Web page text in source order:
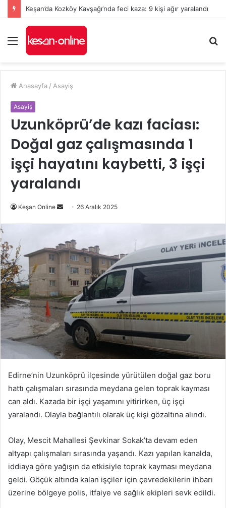
Keşan’da Kozköy Kavşağı’nda feci kaza: 9 kişi ağır yaralandı
Menü
...
Anasayfa / Asayiş
Asayiş
Uzunköprü’de kazı faciası:
Doğal gaz çalışmasında 1
işçi hayatını kaybetti, 3 işçi
yaralandı
Keşan Online
Bir
göndermek
26 Aralık 2025
Edirne’nin Uzunköprü ilçesinde yürütülen doğal gaz boru
hattı çalışmaları sırasında meydana gelen toprak kayması
can aldı. Kazada bir işçi yaşamını yitirirken, üç işçi
yaralandı. Olayla bağlantılı olarak üç kişi gözaltına alındı.
Olay, Mescit Mahallesi Şevkinar Sokak’ta devam eden
altyapı çalışmaları sırasında yaşandı. Kazı yapılan kanalda,
iddiaya göre yağışın da etkisiyle toprak kayması meydana
geldi. Göçük altında kalan işçiler için çevredekilerin ihbarı
üzerine bölgeye polis, itfaiye ve sağlık ekipleri sevk edildi.